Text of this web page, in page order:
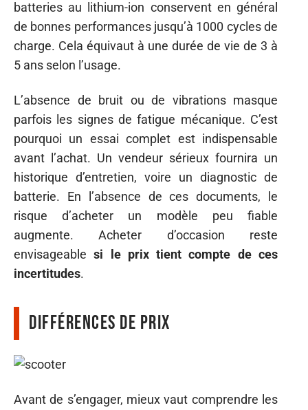
batteries au lithium-ion conservent en général
de bonnes performances jusqu’à 1000 cycles de
charge. Cela équivaut à une durée de vie de 3 à
5 ans selon l’usage.
L’absence de bruit ou de vibrations masque
parfois les signes de fatigue mécanique. C’est
pourquoi un essai complet est indispensable
avant l’achat. Un vendeur sérieux fournira un
historique d’entretien, voire un diagnostic de
batterie. En l’absence de ces documents, le
risque d’acheter un modèle peu fiable
augmente. Acheter d’occasion reste
envisageable si le prix tient compte de ces
incertitudes.
Différences de prix
Avant de s’engager, mieux vaut comprendre les